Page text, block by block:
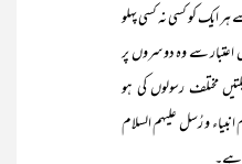
ایک کو کسی نہ کسی پہلو
سے وہ دوسروں پر
مختلف رسولوں کی ہو
انبیاء و رُسل علیہم السلام